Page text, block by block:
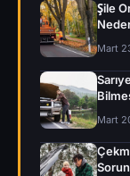
Şile
Mart
Mart